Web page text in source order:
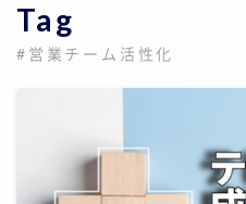
Tag
#営業チーム活性化